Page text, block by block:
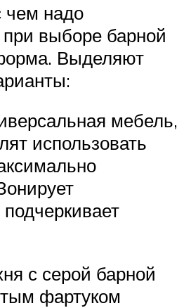
надо
выборе барной
Выделяют
мебель,
использовать
с серой барной
фартуком